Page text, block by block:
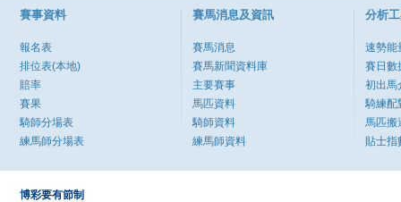
賽事資料
報名表
排位表(本地)
賠率
賽果
騎師分場表
練馬師分場表
賽馬消息及資訊
賽馬消息
賽馬新聞資料庫
主要賽事
馬匹資料
騎師資料
練馬師資料
分析
速勢能
賽日數
初出馬
騎練配
馬匹搬
貼士指
博彩要有節制